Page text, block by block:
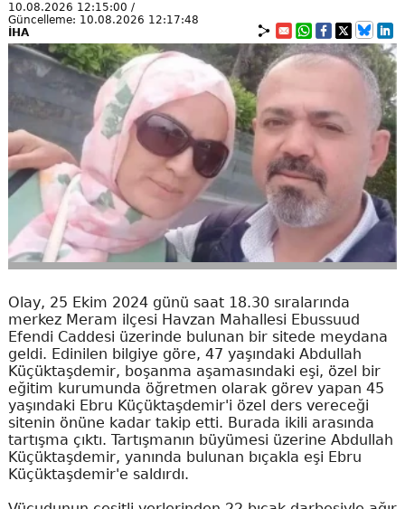
10.08.2026 12:15:00 /
Güncelleme: 10.08.2026 12:17:48
İHA
Olay, 25 Ekim 2024 günü saat 18.30 sıralarında
merkez Meram ilçesi Havzan Mahallesi Ebussuud
Efendi Caddesi üzerinde bulunan bir sitede meydana
geldi. Edinilen bilgiye göre, 47 yaşındaki Abdullah
Küçüktaşdemir, boşanma aşamasındaki eşi, özel bir
eğitim kurumunda öğretmen olarak görev yapan 45
yaşındaki Ebru Küçüktaşdemir'i özel ders vereceği
sitenin önüne kadar takip etti. Burada ikili arasında
tartışma çıktı. Tartışmanın büyümesi üzerine Abdullah
Küçüktaşdemir, yanında bulunan bıçakla eşi Ebru
Küçüktaşdemir'e saldırdı.